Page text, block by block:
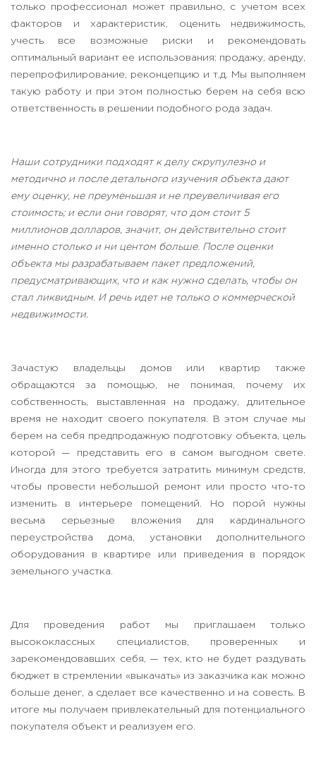
только профессионал может правильно, с учетом всех
факторов и характеристик, оценить недвижимость,
учесть все возможные риски и рекомендовать
оптимальный вариант ее использования: продажу, аренду,
перепрофилирование, реконцепцию и т.д. Мы выполняем
такую работу и при этом полностью берем на себя всю
ответственность в решении подобного рода задач.
Наши сотрудники подходят к делу скрупулезно и
методично и после детального изучения объекта дают
ему оценку, не преуменьшая и не преувеличивая его
стоимость; и если они говорят, что дом стоит 5
миллионов долларов, значит, он действительно стоит
именно столько и ни центом больше. После оценки
объекта мы разрабатываем пакет предложений,
предусматривающих, что и как нужно сделать, чтобы он
стал ликвидным. И речь идет не только о коммерческой
недвижимости.
Зачастую владельцы домов или квартир также
обращаются за помощью, не понимая, почему их
собственность, выставленная на продажу, длительное
время не находит своего покупателя. В этом случае мы
берем на себя предпродажную подготовку объекта, цель
которой — представить его в самом выгодном свете.
Иногда для этого требуется затратить минимум средств,
чтобы провести небольшой ремонт или просто что-то
изменить в интерьере помещений. Но порой нужны
весьма серьезные вложения для кардинального
переустройства дома, установки дополнительного
оборудования в квартире или приведения в порядок
земельного участка.
Для проведения работ мы приглашаем только
высококлассных специалистов, проверенных и
зарекомендовавших себя, — тех, кто не будет раздувать
бюджет в стремлении «выкачать» из заказчика как можно
больше денег, а сделает все качественно и на совесть. В
итоге мы получаем привлекательный для потенциального
покупателя объект и реализуем его.